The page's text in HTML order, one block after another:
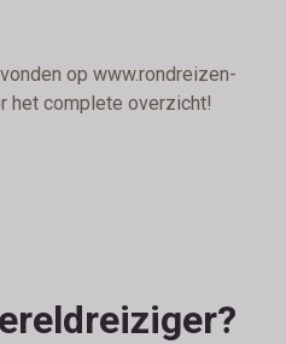
op www.rondreizen-
het complete overzicht!